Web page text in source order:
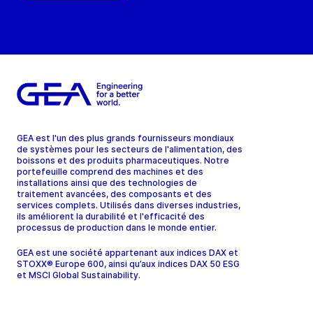
GEA est l'un des plus grands fournisseurs mondiaux
de systèmes pour les secteurs de l'alimentation, des
boissons et des produits pharmaceutiques. Notre
portefeuille comprend des machines et des
installations ainsi que des technologies de
traitement avancées, des composants et des
services complets. Utilisés dans diverses industries,
ils améliorent la durabilité et l'efficacité des
processus de production dans le monde entier.
GEA est une société appartenant aux indices DAX et
STOXX® Europe 600, ainsi qu’aux indices DAX 50 ESG
et MSCI Global Sustainability.